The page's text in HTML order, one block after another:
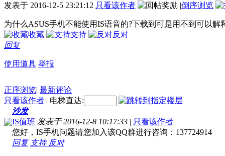
发表于 2016-12-5 23:21:12 只看该作者 |倒序浏览
为什么ASUS手机不能使用IS语音的?下载到可是用不到可以解
收藏
支持
反对
回复
使用道具 举报
正序浏览| 最新评论
只看该作者 | 电梯直达:
沙发
IS值班 发表于 2016-12-8 10:17:33 | 只看该作者
您好，IS手机问题请您加入该QQ群进行咨询：137724914
回复 支持 反对